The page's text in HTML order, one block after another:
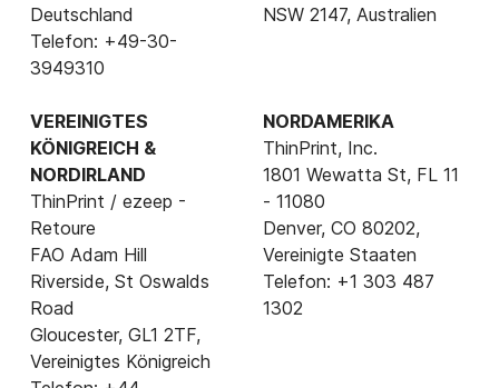
Deutschland
Telefon: +49-30-
3949310
NSW 2147, Australien
VEREINIGTES
KÖNIGREICH &
NORDIRLAND
ThinPrint / ezeep -
Retoure
FAO Adam Hill
Riverside, St Oswalds
Road
Gloucester, GL1 2TF,
Vereinigtes Königreich
NORDAMERIKA
ThinPrint, Inc.
1801 Wewatta St, FL 11
- 11080
Denver, CO 80202,
Vereinigte Staaten
Telefon: +1 303 487
1302